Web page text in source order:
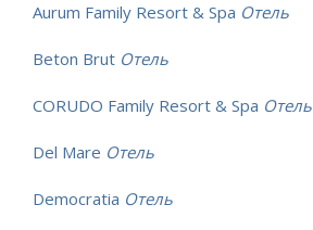
Aurum Family Resort & Spa Отель
Beton Brut Отель
CORUDO Family Resort & Spa Отель
Del Mare Отель
Democratia Отель